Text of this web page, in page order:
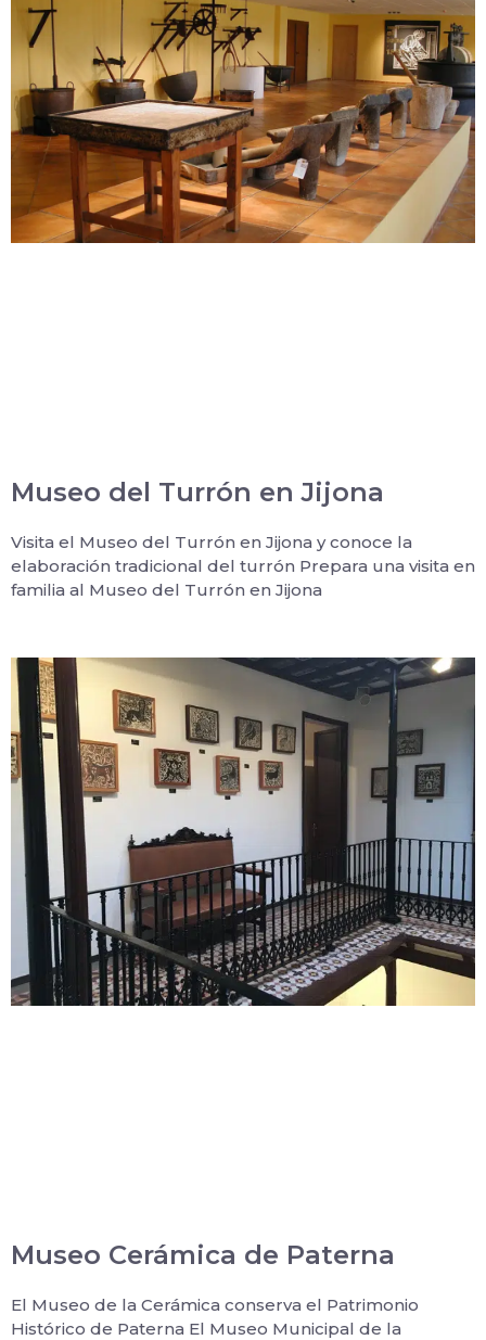
Museo del Turrón en Jijona
Visita el Museo del Turrón en Jijona y conoce la
elaboración tradicional del turrón Prepara una visita en
familia al Museo del Turrón en Jijona
Museo Cerámica de Paterna
El Museo de la Cerámica conserva el Patrimonio
Histórico de Paterna El Museo Municipal de la